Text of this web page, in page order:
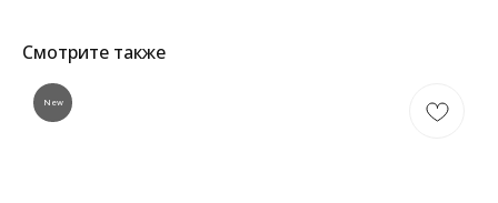
Смотрите также
New